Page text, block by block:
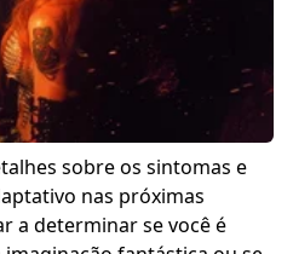
sobre os sintomas e
nas próximas
a determinar se você é